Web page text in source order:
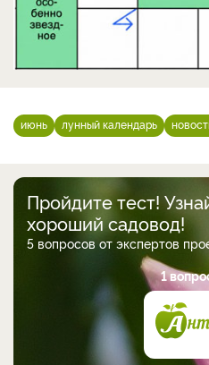
июнь лунный календарь
Пройдите тест!
хороший садовод!
5 вопросов от экспертов
1